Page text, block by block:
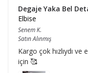
Degaje Yaka Bel
Elbise
SenemK.
Satın Alınmış
Kargo çok hızlıydı
için 🥰